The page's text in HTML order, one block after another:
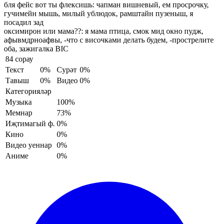
бля фейс вот ты флексишь: чапман вишневый, ем просрочку,
гучимейн мышь, милый ублюдок, рамштайн пузеныш, я
посадил зад
оксимирон или мама??: я мама птица, смок мид окно пудж,
афывмдрноафвы, -что с височками делать будем, -прострелите
оба, зажигалка BIC
84 сорау
Текст
0% Сурәт 0%
Тавыш
0% Видео 0%
Категорияләр
Музыка
100%
Мемнар
73%
Иҗтимагый ф. 0%
Кино
0%
Видео уеннар 0%
Аниме
0%